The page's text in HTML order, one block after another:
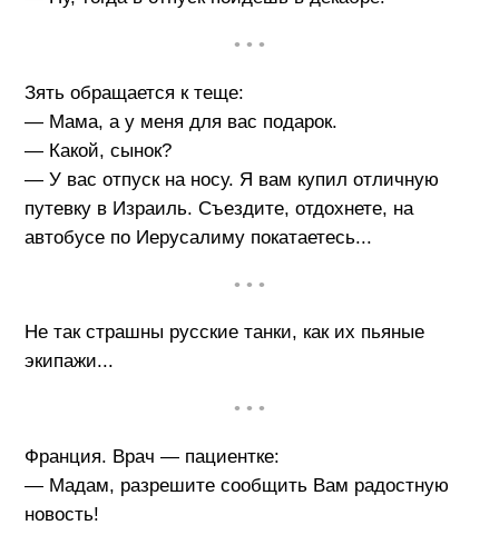
• • •
Зять обращается к теще:
— Мама, а у меня для вас подарок.
— Какой, сынок?
— У вас отпуск на носу. Я вам купил отличную
путевку в Израиль. Съездите, отдохнете, на
автобусе по Иерусалиму покатаетесь...
• • •
Не так страшны русские танки, как их пьяные
экипажи...
• • •
Франция. Врач — пациентке:
— Мадам, разрешите сообщить Вам радостную
новость!